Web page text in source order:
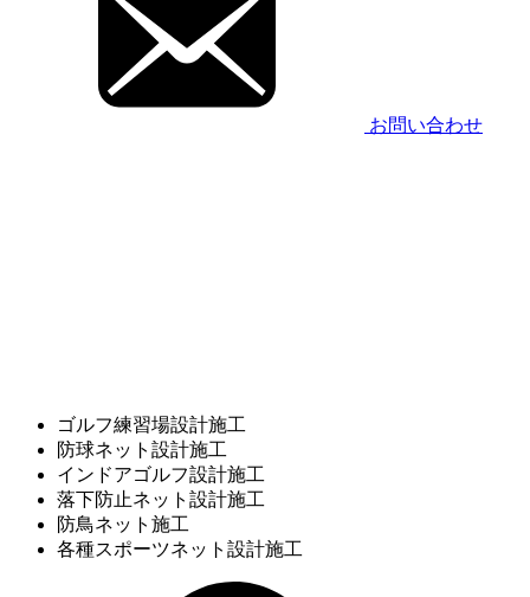
お問い合わせ
ゴルフ練習場設計施工
防球ネット設計施工
インドアゴルフ設計施工
落下防止ネット設計施工
防鳥ネット施工
各種スポーツネット設計施工